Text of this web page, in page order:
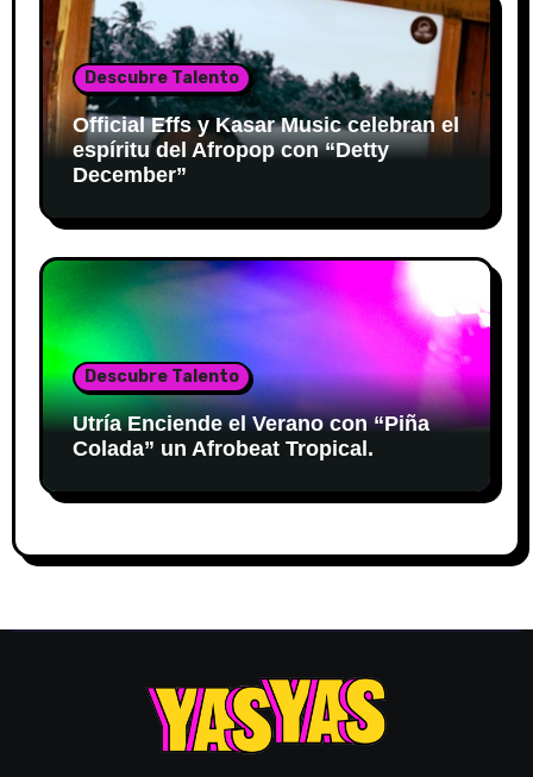
Descubre Talento
Official Effs y Kasar Music celebran el
espíritu del Afropop con “Detty
December”
Descubre Talento
Utría Enciende el Verano con “Piña
Colada” un Afrobeat Tropical.